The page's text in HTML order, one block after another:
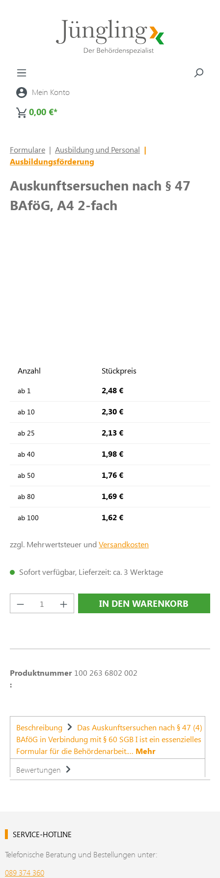
Mein Konto
0,00 €*
Formulare | Ausbildung und Personal |
Ausbildungsförderung
Auskunftsersuchen nach § 47
BAföG, A4 2-fach
Anzahl Stückpreis
ab 1 2,48 €
ab 10 2,30 €
ab 25 2,13 €
ab 40 1,98 €
ab 50 1,76 €
ab 80 1,69 €
ab 100 1,62 €
zzgl. Mehrwertsteuer und Versandkosten
Sofort verfügbar, Lieferzeit: ca. 3 Werktage
Produkt Anzahl: Gib den gewünschten
IN DEN WARENKORB
Produktnummer
:
100 263 6802 002
Beschreibung
Das Auskunftsersuchen nach § 47 (4)
BAföG in Verbindung mit § 60 SGB I ist ein essenzielles
Formular für die Behördenarbeit.… Mehr
Bewertungen
SERVICE-HOTLINE
Telefonische Beratung und Bestellungen unter:
089 374 360